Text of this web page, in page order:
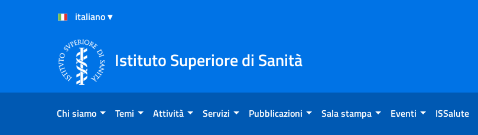
Salta al Contenuto
Salta al Footer
Istituto Superiore di Sanità
Chi siamo Temi Attività Servizi Pubblicazioni Sala stampa Eventi ISSalute